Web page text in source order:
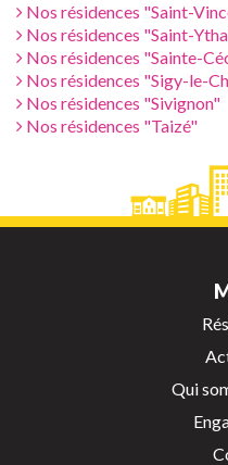
Nos résidences "Saint-
Nos résidences "Saint-
Nos résidences "Sainte-
Nos résidences "Sigy-le-
Nos résidences "Sivignon"
Nos résidences "Taizé"
Qui